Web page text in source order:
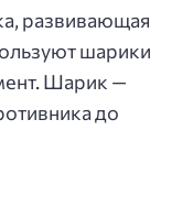
развивающая
шарики
Шарик —
до